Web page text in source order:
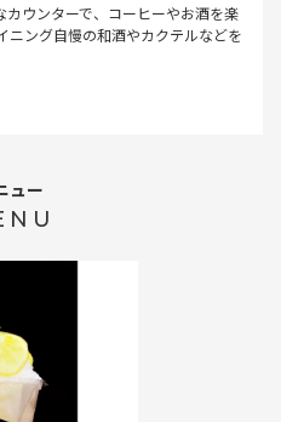
ウンターで、コーヒーやお酒を楽
ニング自慢の和酒やカクテルなどを
ュー